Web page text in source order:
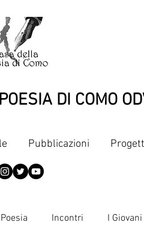
DI COMO
Pubblicazioni
Poesia Incontri I Giovani